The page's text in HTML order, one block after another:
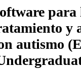
para
y
autismo